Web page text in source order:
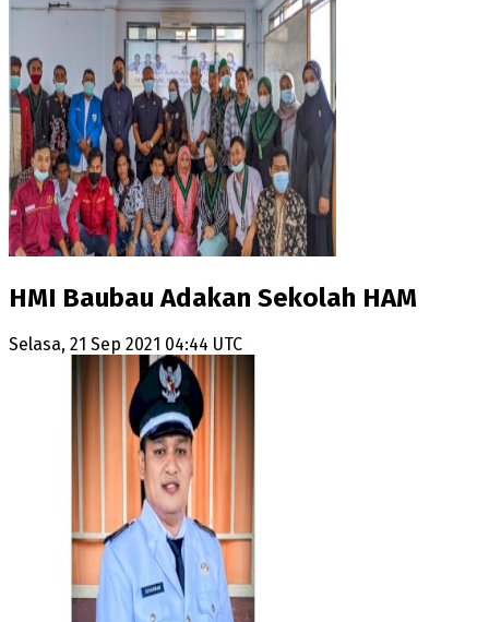
HMI Baubau Adakan Sekolah HAM
Selasa, 21 Sep 2021 04:44 UTC